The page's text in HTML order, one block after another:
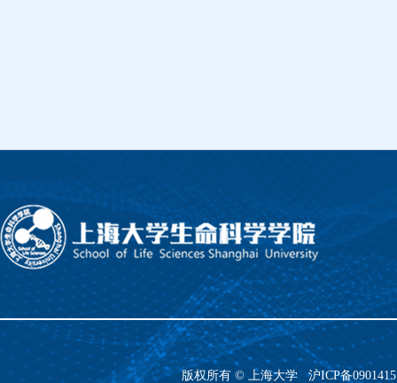
版权所有 © 上海大学
沪ICP备